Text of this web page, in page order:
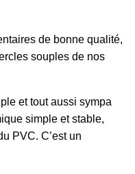
de bonne qualité,
souples de nos
et tout aussi sympa
simple et stable,
PVC. C’est un